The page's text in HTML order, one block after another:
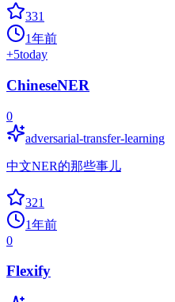
331
1年前
+5today
ChineseNER
0
adversarial-transfer-learning
中文NER的那些事儿
321
1年前
0
Flexify